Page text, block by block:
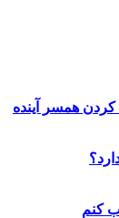
کردن همسر آینده
کنم